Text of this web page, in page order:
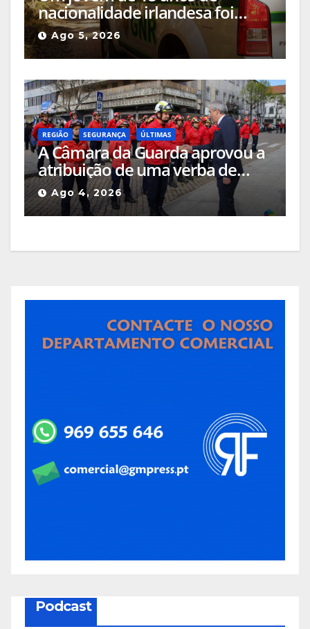
nacionalidade irlandesa foi
detido pela GNR em Celorico da
Beira pelo crime de incêndio
rural
Ago 5, 2026
REGIÃO SEGURANÇA ÚLTIMAS
A Câmara da Guarda aprovou a
atribuição de uma verba de
cerca de 205 mil euros às
corporações de bombeiros do
concelho e a quatro equipas de
Ago 4, 2026
Podcast